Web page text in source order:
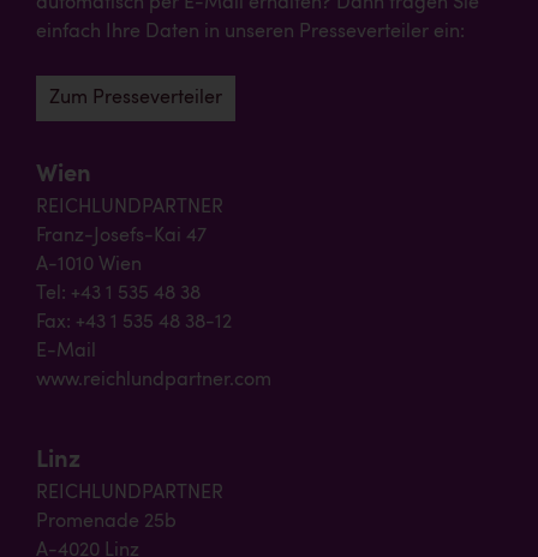
einfach Ihre Daten in unseren Presseverteiler ein:
Zum Presseverteiler
Wien
REICHLUNDPARTNER
Franz-Josefs-Kai 47
A-1010 Wien
Tel: +43 1 535 48 38
Fax: +43 1 535 48 38-12
E-Mail
www.reichlundpartner.com
Linz
REICHLUNDPARTNER
Promenade 25b
A-4020 Linz